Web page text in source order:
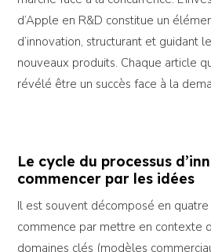
d’Apple en R&D constitue un
d’innovation, structurant et guidant
nouveaux produits. Chaque article
révélé être un succès face à la
Le cycle du processus
commencer par les idées
Il est souvent décomposé en quatre
commence par mettre en contexte
domaines clés (modèles